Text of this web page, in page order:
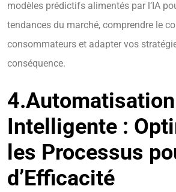
modèles prédictifs alimentés par l’IA
tendances du marché, comprendre le
consommateurs et adapter vos
conséquence.
4.Automatisation
Intelligente :
les Processus
d’Efficacité